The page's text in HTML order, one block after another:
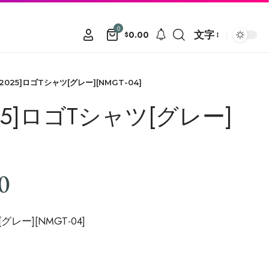
0
$0.00 文字
ロゴTシャツ[グレー][NMGT-04]
ロゴTシャツ[グレー]
レー][NMGT-04]